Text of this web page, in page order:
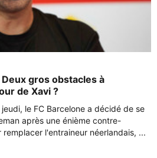
gros obstacles à
de Xavi ?
le FC Barcelone a décidé de se
après une énième contre-
l'entraineur néerlandais, ...